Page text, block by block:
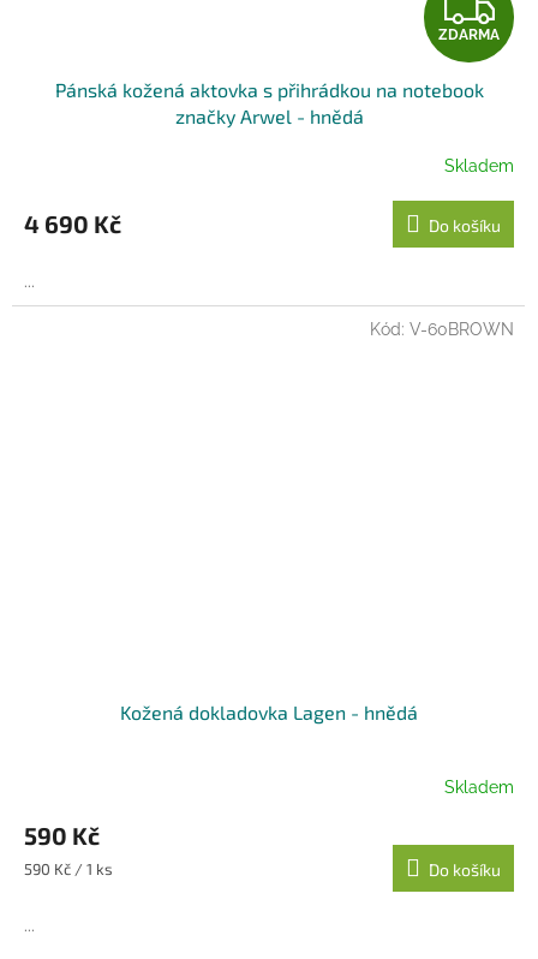
D
R
M
A
ZDARMA
Pánská kožená aktovka s přihrádkou na notebook
značky Arwel - hnědá
Skladem
4 690 Kč Do košíku
...
Kožená dokladovka Lagen - hnědá
Skladem
590 Kč
Měrná
590 Kč / 1 ks Do košíku
...
Kód: V-60BROWN